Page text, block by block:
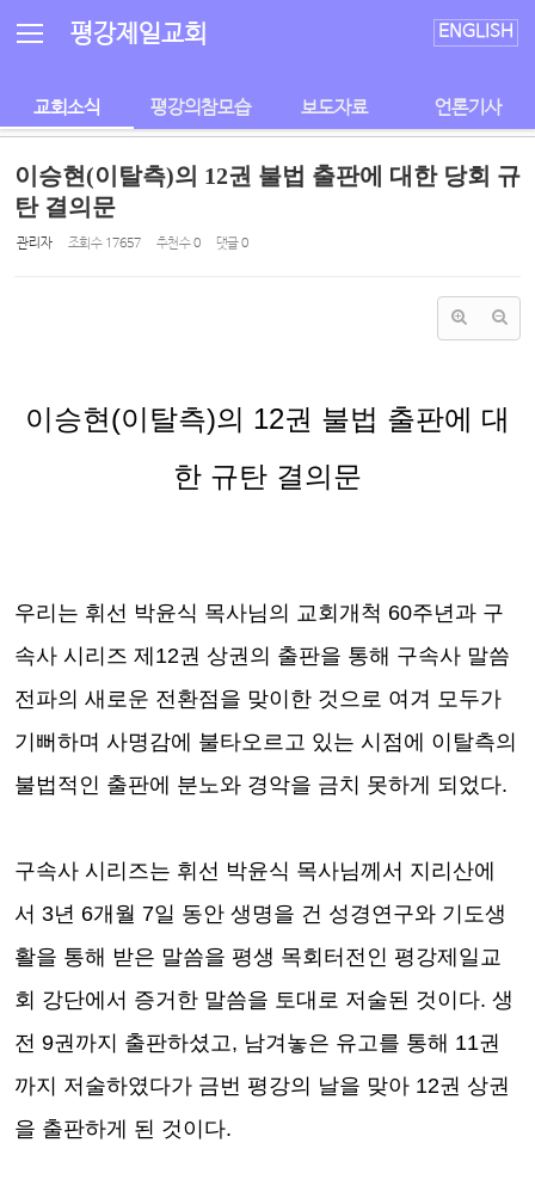
평강제일교회 ENGLISH
교회소식 평강의참모습 보도자료 언론기사
이승현(이탈측)의 12권 불법 출판에 대한 당회 규
탄 결의문
관리자 조회 수 17657 추천 수0 댓글0
이승현(이탈측)의 12권 불법 출판에 대
한 규탄 결의문
우리는 휘선 박윤식 목사님의 교회개척 60주년과 구
속사 시리즈 제 12권 상권의 출판을 통해 구속사 말씀
전파의 새로운 전환점을 맞이한 것으로 여겨 모두가
기뻐하며 사명감에 불타오르고 있는 시점에 이탈측의
불법적인 출판에 분노와 경악을 금치 못하게 되었다.
구속사 시리즈는 휘선 박윤식 목사님께서 지리산에
서 3년 6개월 7일 동안 생명을 건 성경연구와 기도생
활을 통해 받은 말씀을 평생 목회터전인 평강제일교
회 강단에서 증거한 말씀을 토대로 저술된 것이다. 생
전 9권까지 출판하셨고, 남겨놓은 유고를 통해 11권
까지 저술하였다가 금번 평강의 날을 맞아 12권 상권
을 출판하게 된 것이다.